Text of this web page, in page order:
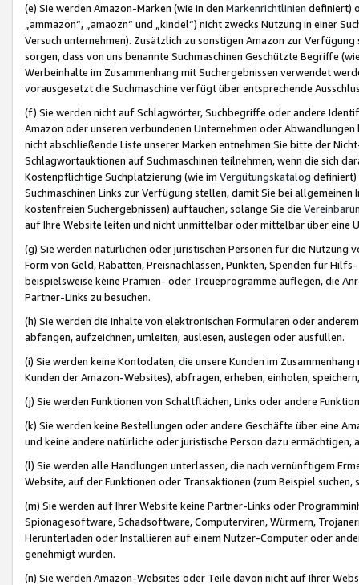
(e) Sie werden Amazon-Marken (wie in den Markenrichtlinien definiert)
„ammazon“, „amaozn“ und „kindel“) nicht zwecks Nutzung in einer
Versuch unternehmen). Zusätzlich zu sonstigen Amazon zur
sorgen, dass von uns benannte Suchmaschinen Geschützte Begriffe
Werbeinhalte im Zusammenhang mit Suchergebnissen verwendet
vorausgesetzt die Suchmaschine verfügt über entsprechende
(f) Sie werden nicht auf Schlagwörter, Suchbegriffe oder andere
Amazon oder unseren verbundenen Unternehmen oder
nicht abschließende Liste unserer Marken entnehmen Sie bitte der
Schlagwortauktionen auf Suchmaschinen teilnehmen, wenn die sich
Kostenpflichtige Suchplatzierung (wie im Vergütungskatalog definiert)
Suchmaschinen Links zur Verfügung stellen, damit Sie bei
kostenfreien Suchergebnissen) auftauchen, solange Sie die
auf Ihre Website leiten und nicht unmittelbar oder mittelbar über eine
(g) Sie werden natürlichen oder juristischen Personen für die Nutzung
Form von Geld, Rabatten, Preisnachlässen, Punkten, Spenden für
beispielsweise keine Prämien- oder Treueprogramme auflegen, die
Partner-Links zu besuchen.
(h) Sie werden die Inhalte von elektronischen Formularen oder
abfangen, aufzeichnen, umleiten, auslesen, auslegen oder ausfüllen.
(i) Sie werden keine Kontodaten, die unsere Kunden im
Kunden der Amazon-Websites), abfragen, erheben, einholen,
(j) Sie werden Funktionen von Schaltflächen, Links oder andere
(k) Sie werden keine Bestellungen oder andere Geschäfte über eine
und keine andere natürliche oder juristische Person dazu
(l) Sie werden alle Handlungen unterlassen, die nach vernünftigem
Website, auf der Funktionen oder Transaktionen (zum Beispiel
(m) Sie werden auf Ihrer Website keine Partner-Links oder
Spionagesoftware, Schadsoftware, Computerviren, Würmern,
Herunterladen oder Installieren auf einem Nutzer-Computer oder
genehmigt wurden.
(n) Sie werden Amazon-Websites oder Teile davon nicht auf Ihrer